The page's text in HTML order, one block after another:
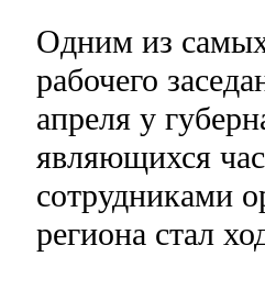
Одним из
рабочего
апреля у
являющихся
сотрудниками
региона стал